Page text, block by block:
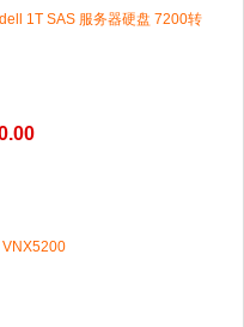
1T SAS 服务器硬盘 7200转
VNX5200